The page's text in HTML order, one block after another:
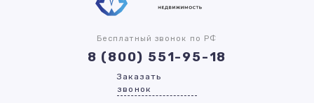
Бесплатный звонок по РФ
8 (800) 551-95-18
Заказать
звонок